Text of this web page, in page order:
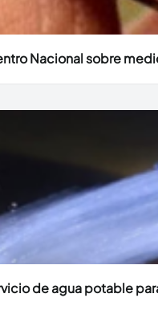
Nacional sobre
de agua potable